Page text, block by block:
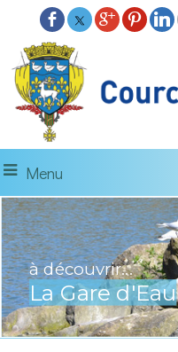
Menu
à découvrir...
La Gare d'Eau